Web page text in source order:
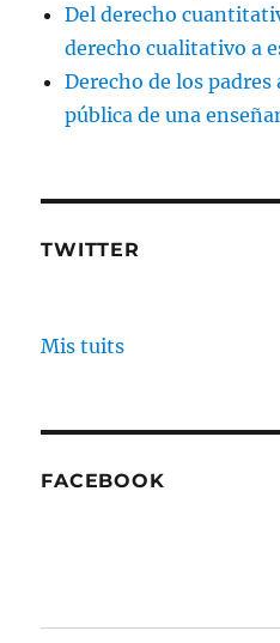
Del derecho
derecho cualitativo a
Derecho de los
pública de una
TWITTER
Mis tuits
FACEBOOK